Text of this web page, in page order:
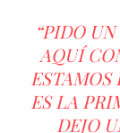
“PIDO
AQUÍ
ESTAMOS
ES LA
DEJO